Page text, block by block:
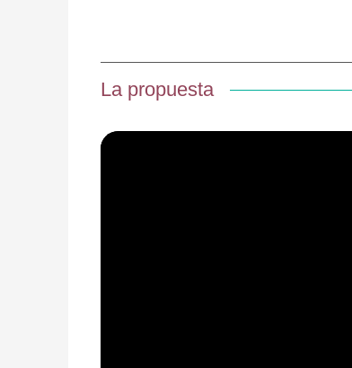
La propuesta